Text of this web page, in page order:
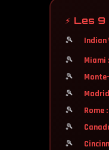
⚡ Les
Indian
Miami :
Rome :